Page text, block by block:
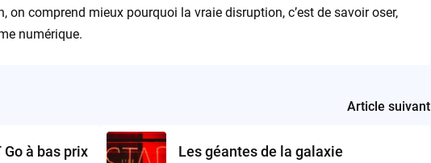
on comprend mieux pourquoi la vraie disruption, c’est de savoir oser,
numérique.
Go à bas prix
Article suivant
Les géantes de la galaxie